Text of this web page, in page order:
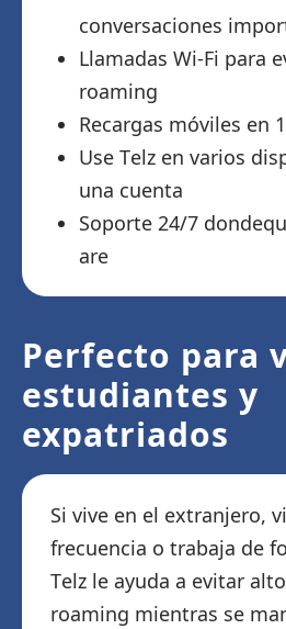
conversaciones
Llamadas Wi-Fi para
roaming
Recargas móviles en
Use Telz en varios
una cuenta
Soporte 24/7
are
Perfecto para
estudiantes y
expatriados
Si vive en el extranjero,
frecuencia o trabaja de
Telz le ayuda a evitar
roaming mientras se